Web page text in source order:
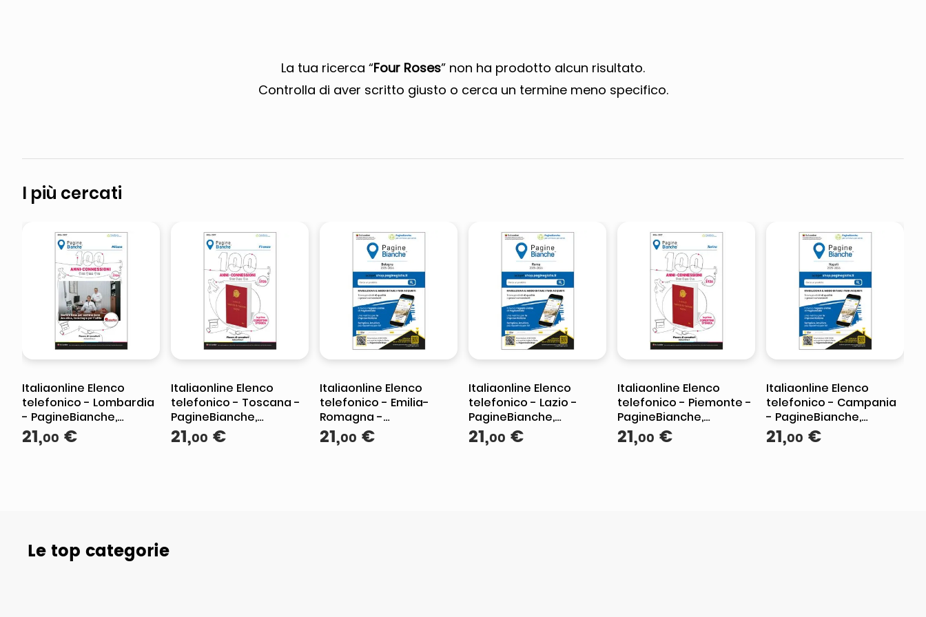
La tua ricerca “Four Roses” non ha prodotto alcun risultato.
Controlla di aver scritto giusto o cerca un termine meno specifico.
I più cercati
Italiaonline Elenco
telefonico - Lombardia
- PagineBianche,
PagineGialle e
TuttoCittà
21,00 €
Italiaonline Elenco
telefonico - Toscana -
PagineBianche,
PagineGialle e
TuttoCittà
21,00 €
Italiaonline Elenco
telefonico - Emilia-
Romagna -
PagineBianche,
PagineGialle e
21,00 €
Italiaonline Elenco
telefonico - Lazio -
PagineBianche,
PagineGialle e
TuttoCittà
21,00 €
Italiaonline Elenco
telefonico - Piemonte -
PagineBianche,
PagineGialle e
TuttoCittà
21,00 €
Italiaonline Elenco
telefonico - Campania
- PagineBianche,
PagineGialle e
TuttoCittà
21,00 €
Le top categorie